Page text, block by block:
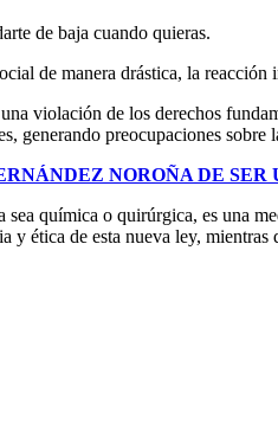
de baja cuando quieras.
de manera drástica, la
violación de los derechos
generando preocupaciones
NOROÑA DE
química o quirúrgica, es una
ética de esta nueva ley,